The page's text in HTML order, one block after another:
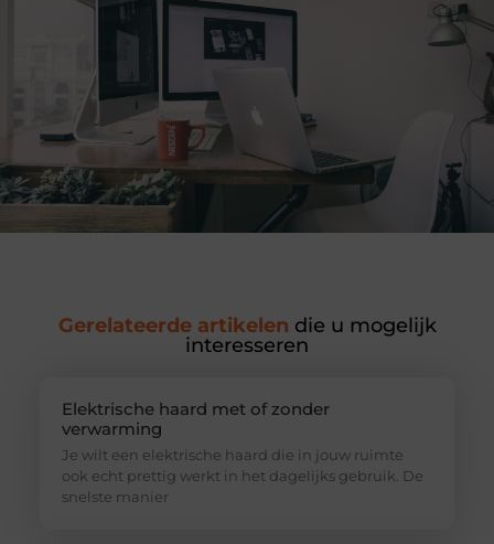
Gerelateerde artikelen die u mogelijk
interesseren
Elektrische haard met of zonder
verwarming
Je wilt een elektrische haard die in jouw ruimte
ook echt prettig werkt in het dagelijks gebruik. De
snelste manier